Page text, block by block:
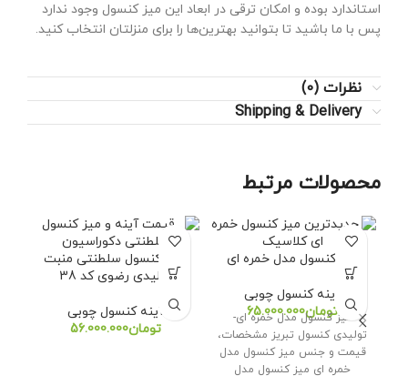
استاندارد بوده و امکان ترقی در ابعاد این میز کنسول وجود ندارد
پس با ما باشید تا بتوانید بهترین‌ها را برای منزلتان انتخاب کنید.
نظرات (0)
Shipping & Delivery
محصولات مرتبط
میز کنسول مدل خمره ای
آینه کنسول چوبی
تومان
میز کنسول مدل خمره ای-
تولیدی کنسول تبریز مشخصات،
قیمت و جنس میز کنسول مدل
خمره ای میز کنسول مدل
آینه کنسول سلطنتی منبت
تولیدی رضوی کد 38
آینه کنسول چوبی
تومان